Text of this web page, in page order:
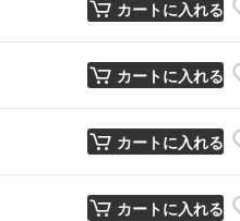
カートに入れる
カートに入れる
カートに入れる
カートに入れる